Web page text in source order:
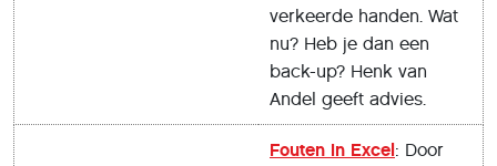
verkeerde handen. Wat
nu? Heb je dan een
back-up? Henk van
Andel geeft advies.
Fouten in Excel: Door